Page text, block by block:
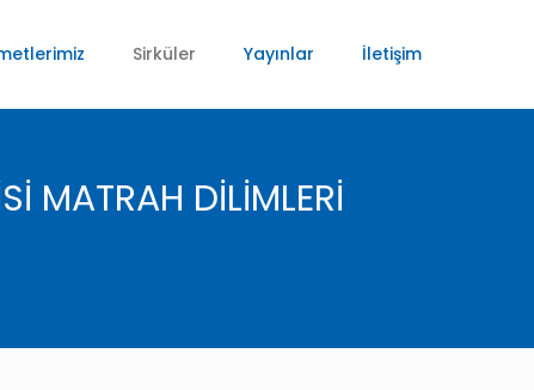
Sirküler Yayınlar İletişim
MATRAH DİLİMLERİ